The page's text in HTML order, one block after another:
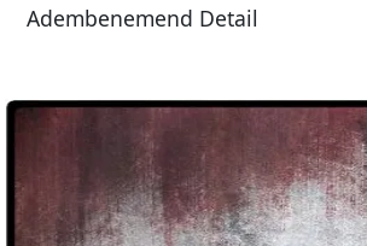
Adembenemend Detail